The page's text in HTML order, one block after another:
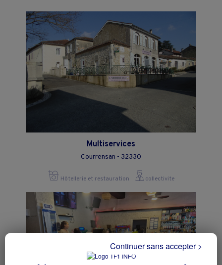
Multiservices
Courrensan - 32330
Hôtellerie et restauration collectivite
Continuer sans accepter >